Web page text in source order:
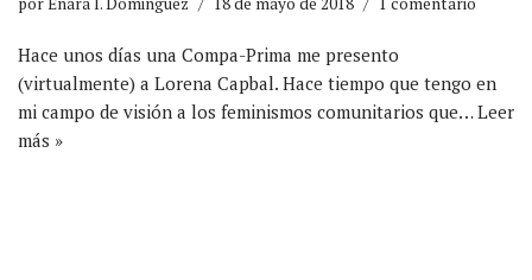
Hace unos días una Compa-Prima me presento
(virtualmente) a Lorena Capbal. Hace tiempo que tengo en
mi campo de visión a los feminismos comunitarios que…Leer
más »